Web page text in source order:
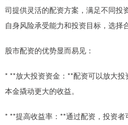
司提供灵活的配资方案，满足不同投
自身风险承受能力和投资目标，选择
股市配资的优势显而易见：
* **放大投资资金：**配资可以放大
本金撬动更大的收益。
* **提高收益率：**通过配资，投资